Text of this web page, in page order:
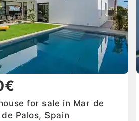
for sale in Mar de
Palos, Spain